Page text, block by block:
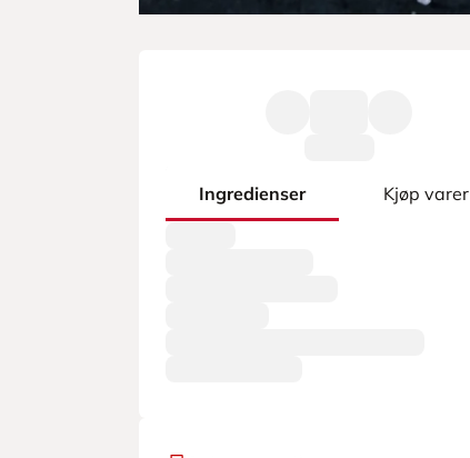
Ingredienser Kjøp varer